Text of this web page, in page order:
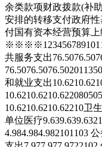
余类款项财政拨款(补
安排的转移支付政府
付国有资本经营预算
※ ※ ※ ※1 2345678910
共服务支出76.5076.50
76.5076.5076.50201 1350
和就业支出10.6210.62
10.6210.6210.622080505
10.6210.6210.62210卫
单位医疗9.639.639.63
4.984.984.982101103 公